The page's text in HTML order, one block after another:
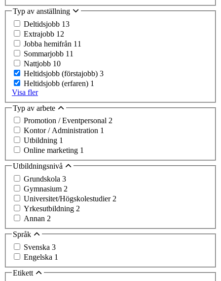
Typ av anställning
Deltidsjobb 13
Extrajobb 12
Jobba hemifrån 11
Sommarjobb 11
Nattjobb 10
Heltidsjobb (förstajobb) 3
Heltidsjobb (erfaren) 1
Visa fler
Typ av arbete
Promotion / Eventpersonal 2
Kontor / Administration 1
Utbildning 1
Online marketing 1
Utbildningsnivå
Grundskola 3
Gymnasium 2
Universitet/Högskolestudier 2
Yrkesutbildning 2
Annan 2
Språk
Svenska 3
Engelska 1
Etikett